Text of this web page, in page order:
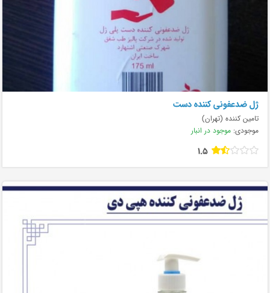
ژل ضدعفونی کننده دست
تامین کننده (تهران)
موجودی: موجود در انبار
1.5